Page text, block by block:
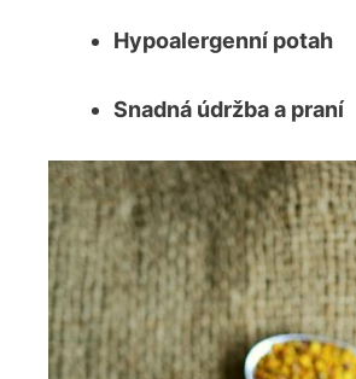
Hypoalergenní potah
Snadná údržba a praní